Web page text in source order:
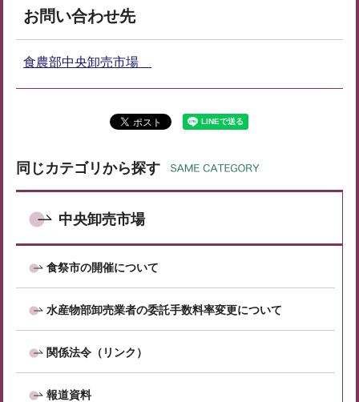
お問い合わせ先
食農部中央卸売市場
同じカテゴリから探す
中央卸売市場
食祭市の開催について
水産物部卸売業者の委託手数料率変更について
関係法令（リンク）
報道資料